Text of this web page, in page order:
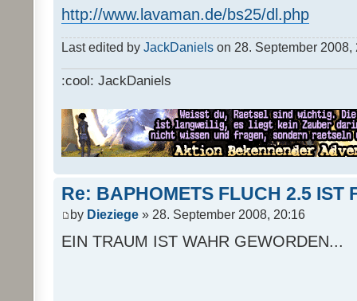
http://www.lavaman.de/bs25/dl.php
Last edited by JackDaniels on 28. September
:cool: JackDaniels
Re: BAPHOMETS FLUCH 2.5 IST
by Dieziege » 28. September 2008, 20:16
EIN TRAUM IST WAHR GEWORDEN...